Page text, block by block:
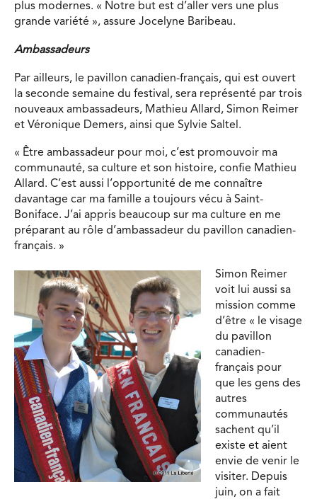
plus modernes. « Notre but est d’aller vers une plus
grande variété », assure Jocelyne Baribeau.
Ambassadeurs
Par ailleurs, le pavillon canadien-français, qui est ouvert
la seconde semaine du festival, sera représenté par trois
nouveaux ambassadeurs, Mathieu Allard, Simon Reimer
et Véronique Demers, ainsi que Sylvie Saltel.
« Être ambassadeur pour moi, c’est promouvoir ma
communauté, sa culture et son histoire, confie Mathieu
Allard. C’est aussi l’opportunité de me connaître
davantage car ma famille a toujours vécu à Saint-
Boniface. J’ai appris beaucoup sur ma culture en me
préparant au rôle d’ambassadeur du pavillon canadien-
français. »
Simon Reimer
voit lui aussi sa
mission comme
d’être « le visage
du pavillon
canadien-
français pour
que les gens des
autres
communautés
sachent qu’il
existe et aient
envie de venir le
visiter. Depuis
juin, on a fait